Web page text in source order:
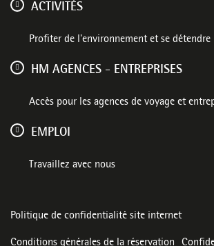
ACTIVITÉS
Profiter de l'environnement et se détendre
HM AGENCES - ENTREPRISES
Accès pour les agences de voyage et
EMPLOI
Travaillez avec nous
Politique de confidentialité site internet
Conditions générales de la réservation